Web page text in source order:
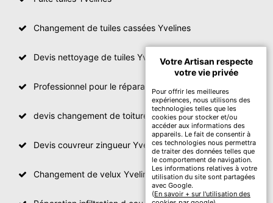
Changement de tuiles cassées Yvelines
Devis nettoyage de tuiles Yvelines
Professionnel pour le réparation de toit Yvelines
devis changement de toiture Yvelines
Devis couvreur zingueur Yvelines
Changement de velux Yvelines
Votre Artisan respecte
votre vie privée
Pour offrir les meilleures
expériences, nous utilisons des
technologies telles que les
cookies pour stocker et/ou
accéder aux informations des
appareils. Le fait de consentir à
ces technologies nous permettra
de traiter des données telles que
le comportement de navigation.
Les informations relatives à votre
utilisation du site sont partagées
avec Google.
(En savoir + sur l'utilisation des